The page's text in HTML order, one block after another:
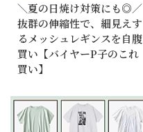
＼夏の日焼け対策にも◎／
抜群の伸縮性で、細見えす
るメッシュレギンスを自腹
買い【バイヤーP子のこれ
買い】